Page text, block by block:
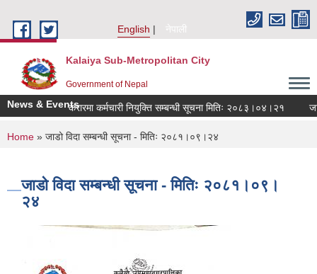
English
नेपाली
Kalaiya Sub-Metropolitan City
Government of Nepal
News & Eventsकरारमा कर्मचारी नियुक्ति सम्बन्धी सूचना मितिः २०८३।०४।२१
You are here
Home » जाडो विदा सम्बन्धी सूचना - मितिः २०८१।०९।२४
जाडो विदा सम्बन्धी सूचना - मितिः २०८१।०९।
२४